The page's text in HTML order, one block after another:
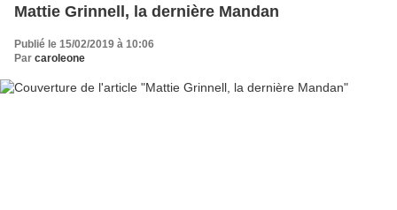
Mattie Grinnell, la dernière Mandan
Publié le 15/02/2019 à 10:06
Par caroleone